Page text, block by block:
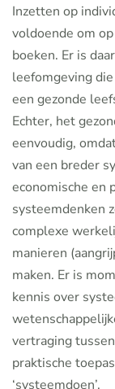
Inzetten op
voldoende om
boeken. Er is
leefomgeving
een gezonde
Echter, het
eenvoudig,
van een breder
economische en
systeemdenken
complexe
manieren
maken. Er is
kennis over
vertraging
praktische
‘systeemdoen’.